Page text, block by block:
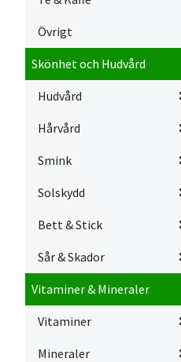
Övrigt
Skönhet och Hudvård
Hudvård
Hårvård
Smink
Solskydd
Bett & Stick
Sår & Skador
Vitaminer & Mineraler
Vitaminer
Mineraler